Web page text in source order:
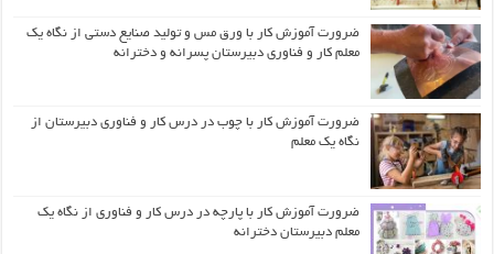
ضرورت آموزش کار با ورق مس و تولید صنایع دستی از نگاه یک
معلم کار و فناوری دبیرستان پسرانه و دخترانه
ضرورت آموزش کار با چوب در درس کار و فناوری دبیرستان از
نگاه یک معلم
ضرورت آموزش کار با پارچه در درس کار و فناوری از نگاه یک
معلم دبیرستان دخترانه